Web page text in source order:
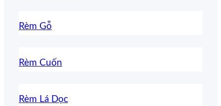
Rèm Gỗ
Rèm Cuốn
Rèm Lá Dọc